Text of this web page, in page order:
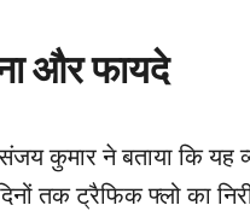
और फायदे
कुमार ने बताया कि यह
तक ट्रैफिक फ्लो का